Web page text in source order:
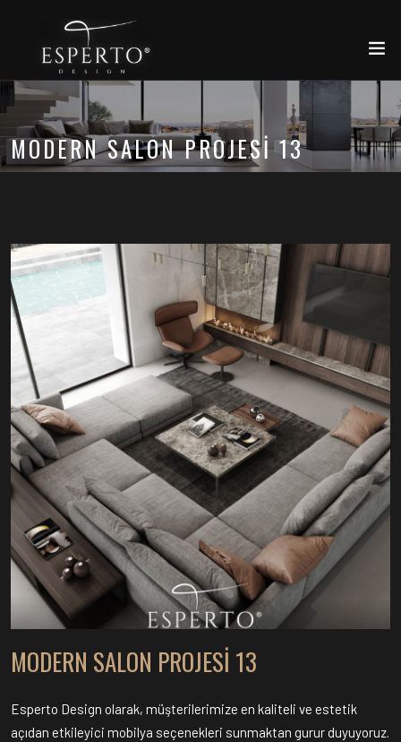
MODERN SALON PROJESI 13
MODERN SALON PROJESI 13
Esperto Design olarak, müşterilerimize en kaliteli ve estetik
açıdan etkileyici mobilya seçenekleri sunmaktan gurur duyuyoruz.